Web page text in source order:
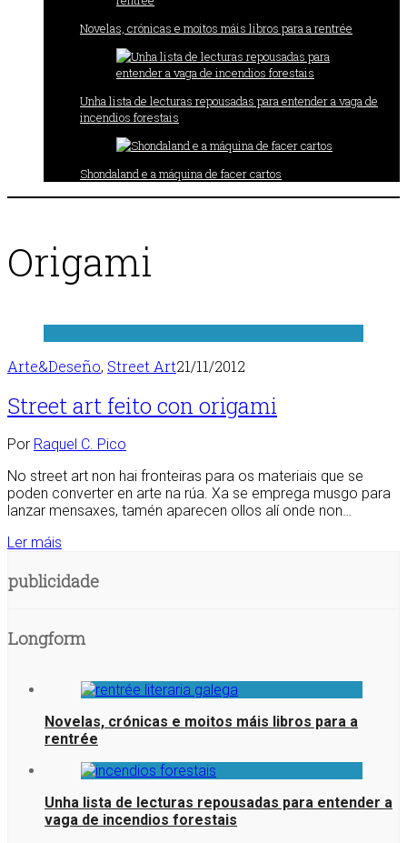
Novelas, crónicas e moitos máis libros para a rentrée
Unha lista de lecturas repousadas para entender a vaga de
incendios forestais
Shondaland e a máquina de facer cartos
Origami
Arte&Deseño, Street Art21/11/2012
Street art feito con origami
Por Raquel C. Pico
No street art non hai fronteiras para os materiais que se
poden converter en arte na rúa. Xa se emprega musgo para
lanzar mensaxes, tamén aparecen ollos alí onde non…
Ler máis
publicidade
Longform
Novelas, crónicas e moitos máis libros para a
rentrée
Unha lista de lecturas repousadas para entender a
vaga de incendios forestais